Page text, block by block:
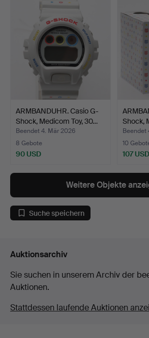
ARMBANDUHR. Casio G-
Shock, Medicom Toy, 30…
Beendet 4. Mär 2026
8 Gebote
90 USD
Shock,
Beendet
10
107 USD
Weitere Objekte
Suche speichern
Auktionsarchiv
Sie suchen in unserem Archiv der
Auktionen.
Stattdessen laufende Auktionen